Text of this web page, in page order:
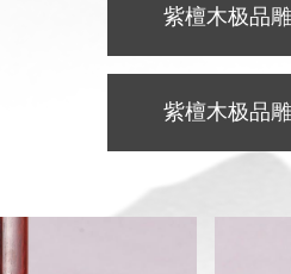
紫檀木极品
紫檀木极品